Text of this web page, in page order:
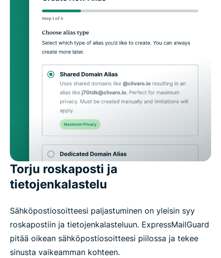
Torju roskaposti ja
tietojenkalastelu
Sähköpostiosoitteesi paljastuminen on yleisin syy
roskapostiin ja tietojenkalasteluun. ExpressMailGuard
pitää oikean sähköpostiosoitteesi piilossa ja tekee
sinusta vaikeamman kohteen.